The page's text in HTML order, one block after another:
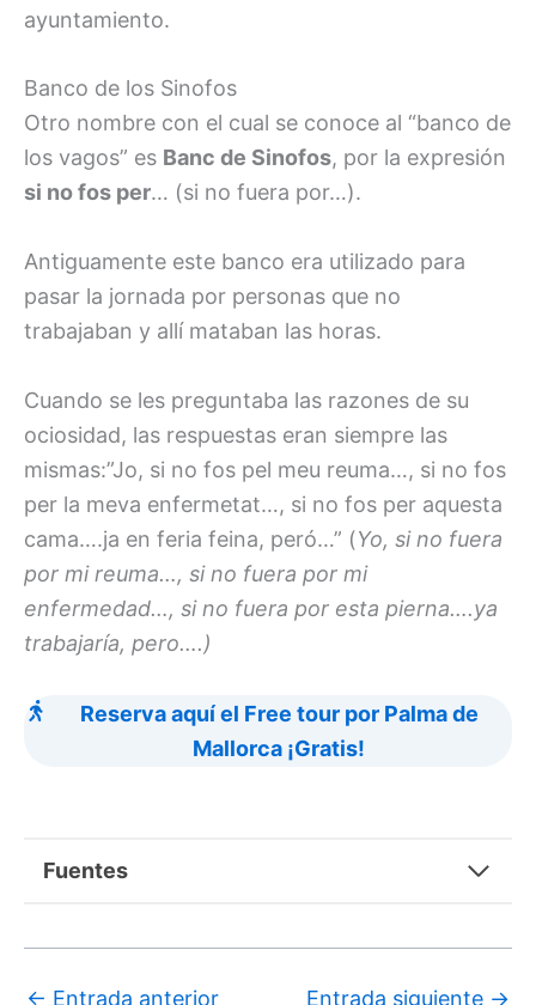
ayuntamiento.
Banco de los Sinofos
Otro nombre con el cual se conoce al “banco de
los vagos” es Banc de Sinofos, por la expresión
si no fos per… (si no fuera por…).
Antiguamente este banco era utilizado para
pasar la jornada por personas que no
trabajaban y allí mataban las horas.
Cuando se les preguntaba las razones de su
ociosidad, las respuestas eran siempre las
mismas:”Jo, si no fos pel meu reuma…, si no fos
per la meva enfermetat…, si no fos per aquesta
cama….ja en feria feina, peró…” (Yo, si no fuera
por mi reuma…, si no fuera por mi
enfermedad…, si no fuera por esta pierna….ya
trabajaría, pero….)
Reserva aquí el Free tour por Palma de
Mallorca ¡Gratis!
Fuentes
← Entrada anterior Entrada siguiente →